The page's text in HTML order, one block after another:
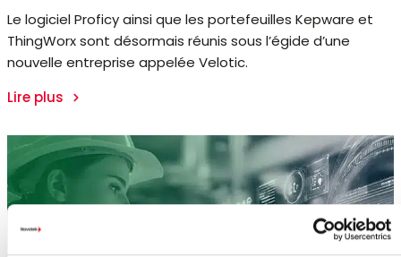
Le logiciel Proficy ainsi que les portefeuilles Kepware et
ThingWorx sont désormais réunis sous l’égide d’une
nouvelle entreprise appelée Velotic.
Lire plus